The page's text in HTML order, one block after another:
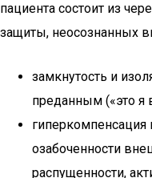
пациента состоит из
защиты, неосознанных
замкнутость и
преданным («это я
озабоченности
распущенности,